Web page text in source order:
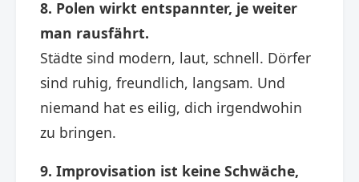
8. Polen wirkt entspannter, je weiter
man rausfährt.
Städte sind modern, laut, schnell. Dörfer
sind ruhig, freundlich, langsam. Und
niemand hat es eilig, dich irgendwohin
zu bringen.
9. Improvisation ist keine Schwäche,